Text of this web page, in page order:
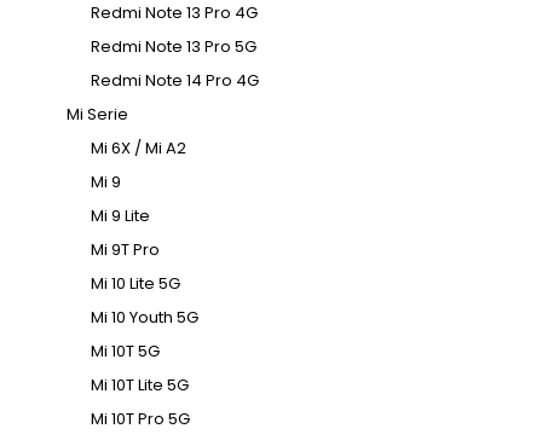
Redmi Note 13 Pro 4G
Redmi Note 13 Pro 5G
Redmi Note 14 Pro 4G
Mi Serie
Mi 6X / Mi A2
Mi 9
Mi 9 Lite
Mi 9T Pro
Mi 10 Lite 5G
Mi 10 Youth 5G
Mi 10T 5G
Mi 10T Lite 5G
Mi 10T Pro 5G